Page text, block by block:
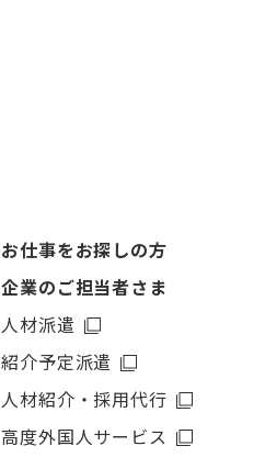
お仕事をお探しの方
企業のご担当者さま
人材派遣
紹介予定派遣
人材紹介・採用代行
高度外国人サービス